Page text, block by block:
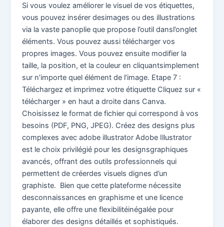
Si vous voulez améliorer le visuel de vos étiquettes,
vous pouvez insérer desimages ou des illustrations
via la vaste panoplie que propose l’outil dansl’onglet
éléments. Vous pouvez aussi télécharger vos
propres images. Vous pouvez ensuite modifier la
taille, la position, et la couleur en cliquantsimplement
sur n’importe quel élément de l’image. Etape 7 :
Téléchargez et imprimez votre étiquette Cliquez sur «
télécharger » en haut a droite dans Canva.
Choisissez le format de fichier qui correspond à vos
besoins (PDF, PNG, JPEG). Créez des designs plus
complexes avec adobe illustrator Adobe Illustrator
est le choix privilégié pour les designsgraphiques
avancés, offrant des outils professionnels qui
permettent de créerdes visuels dignes d’un
graphiste. Bien que cette plateforme nécessite
desconnaissances en graphisme et une licence
payante, elle offre une flexibilitéinégalée pour
élaborer des designs détaillés et sophistiqués.